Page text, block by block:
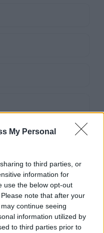
My Personal
to third parties, or
information for
use the below opt-out
note that after your
continue seeing
information utilized by
to third parties prior to
Foro